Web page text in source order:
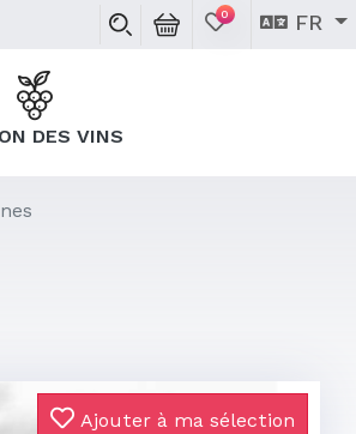
0 FR
DES VINS
Ajouter à ma sélection